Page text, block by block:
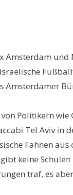
Amsterdam
Amsterdamer
Politikern
Tel Aviv in
Fahnen
keine
traf, es